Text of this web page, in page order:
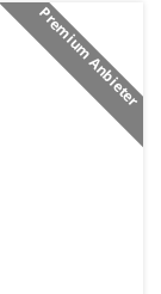
Premium Anbieter